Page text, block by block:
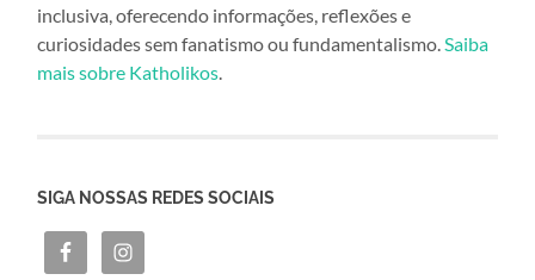
inclusiva, oferecendo informações, reflexões e
curiosidades sem fanatismo ou fundamentalismo.Saiba
mais sobre Katholikos.
SIGA NOSSAS REDES SOCIAIS